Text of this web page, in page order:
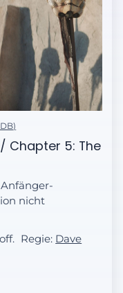
Chapter 5: The
nicht
Regie: Dave